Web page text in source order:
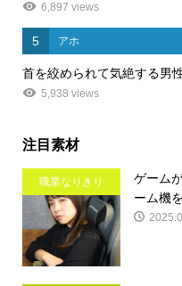
6,897 views
5 アホ
首を絞められて気絶する男
5,938 views
注目素材
職業なりきり
ゲーム
ーム機